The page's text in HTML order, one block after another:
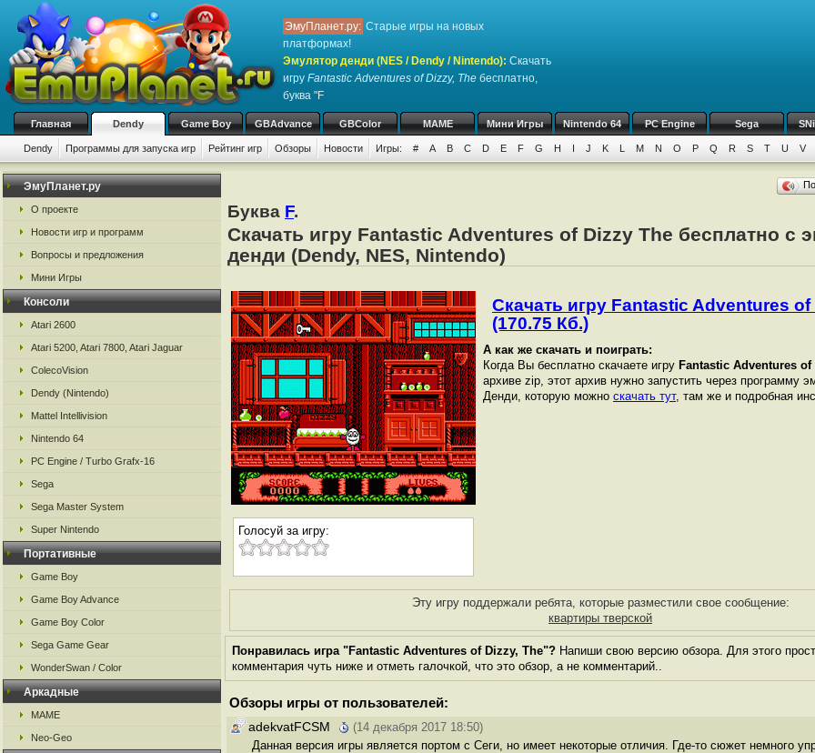
ЭмуПланет.ру: Старые игры на новых
платформах!
Эмулятор денди (NES / Dendy / Nintendo): Скачать
игру Fantastic Adventures of Dizzy, The бесплатно,
буква "F
Главная Dendy Game Boy GBAdvance GBColor MAME Мини Игры Nintendo 64 PC Engine Sega
Dendy Программы для запуска игр Рейтинг игр Обзоры Новости Игры: # A B C D E F G H I J K L M N O P Q R S T U V
ЭмуПланет.ру
О проекте
Новости игр и программ
Вопросы и предложения
Мини Игры
Консоли
Atari 2600
Atari 5200, Atari 7800, Atari Jaguar
ColecoVision
Dendy (Nintendo)
Mattel Intellivision
Nintendo 64
PC Engine / Turbo Grafx-16
Sega
Sega Master System
Super Nintendo
Портативные
Game Boy
Game Boy Advance
Game Boy Color
Sega Game Gear
WonderSwan / Color
Аркадные
MAME
Neo-Geo
Буква F.
Скачать игру Fantastic Adventures of Dizzy The бесплатно с
денди (Dendy, NES, Nintendo)
Голосуй за игру:
Скачать игру Fantastic Adventures of
(170.75 Кб.)
А как же скачать и поиграть:
Когда Вы бесплатно скачаете игру Fantastic Adventures of
архиве zip, этот архив нужно запустить через программу
Денди, которую можно скачать тут, там же и подробная
Эту игру поддержали ребята, которые разместили свое сообщение:
квартиры тверской
Понравилась игра "Fantastic Adventures of Dizzy, The"? Напиши свою версию обзора. Для этого
комментария чуть ниже и отметь галочкой, что это обзор, а не комментарий..
Обзоры игры от пользователей:
adekvatFCSM
(14 декабря 2017 18:50)
Данная версия игры является портом с Сеги, но имеет некоторые отличия. Где-то сюжет немного